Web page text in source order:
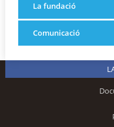
La fundació
Comunicació